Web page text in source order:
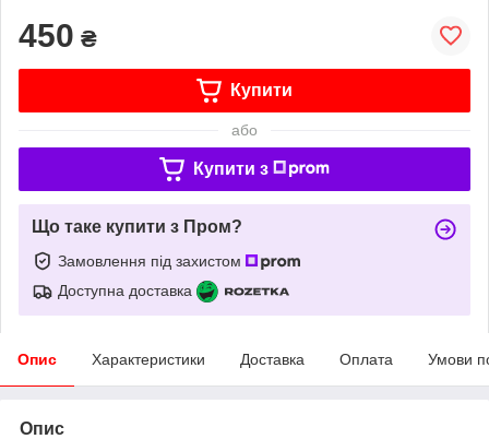
450 ₴
Купити
або
Купити з
Що таке купити з Пром?
Замовлення під захистом
Доступна доставка
Опис Характеристики Доставка Оплата Умови
Опис